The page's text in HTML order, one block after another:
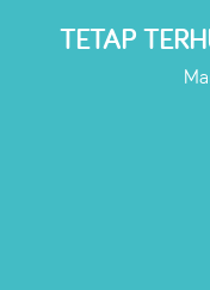
TETAP